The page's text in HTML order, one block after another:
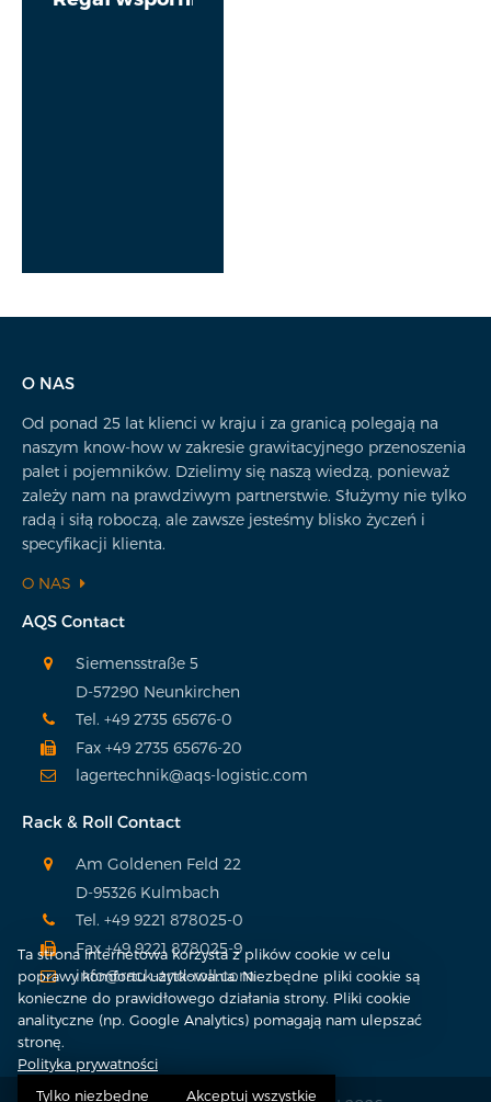
Ta strona internetowa korzysta z plików cookie w celu
poprawy komfortu użytkowania. Niezbędne pliki cookie są
konieczne do prawidłowego działania strony. Pliki cookie
analityczne (np. Google Analytics) pomagają nam ulepszać
stronę.
Polityka prywatności
Tylko niezbędne
Akceptuj wszystkie
O NAS
Od ponad 25 lat klienci w kraju i za granicą polegają na
naszym know-how w zakresie grawitacyjnego przenoszenia
palet i pojemników. Dzielimy się naszą wiedzą, ponieważ
zależy nam na prawdziwym partnerstwie. Służymy nie tylko
radą i siłą roboczą, ale zawsze jesteśmy blisko życzeń i
specyfikacji klienta.
O NAS
AQS Contact
Siemensstraße 5
D-57290 Neunkirchen
Tel. +49 2735 65676-0
Fax +49 2735 65676-20
lagertechnik@aqs-logistic.com
Rack & Roll Contact
Am Goldenen Feld 22
D-95326 Kulmbach
Tel. +49 9221 878025-0
Fax +49 9221 878025-9
info@rack-and-roll.com